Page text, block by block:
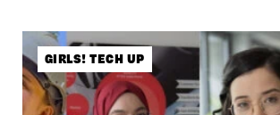
beitragen können. Hier
besten Bilder von der
GIRLS! TECH UP